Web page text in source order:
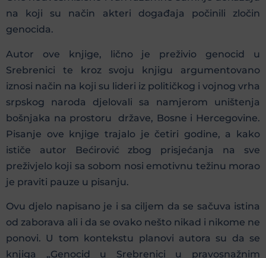
na koji su način akteri događaja počinili zločin
genocida.
Autor ove knjige, lično je preživio genocid u
Srebrenici te kroz svoju knjigu argumentovano
iznosi način na koji su lideri iz političkog i vojnog vrha
srpskog naroda djelovali sa namjerom uništenja
bošnjaka na prostoru države, Bosne i Hercegovine.
Pisanje ove knjige trajalo je četiri godine, a kako
ističe autor Bećirović zbog prisjećanja na sve
preživjelo koji sa sobom nosi emotivnu težinu morao
je praviti pauze u pisanju.
Ovu djelo napisano je i sa ciljem da se sačuva istina
od zaborava ali i da se ovako nešto nikad i nikome ne
ponovi. U tom kontekstu planovi autora su da se
knjiga „Genocid u Srebrenici u pravosnažnim